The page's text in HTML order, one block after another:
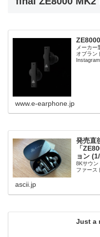
ZE8000
メーカー
オブラン
www.e-earphone.jp
発売直
「
ョン
8Kサウン
ファース
ascii.jp
Just a